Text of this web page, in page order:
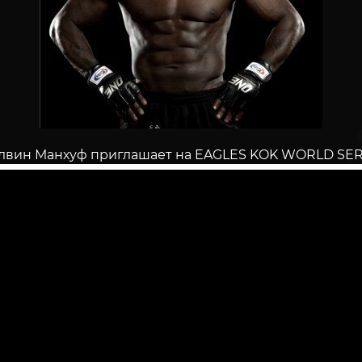
Манхуф приглашает на EAGLES KOK WORLD